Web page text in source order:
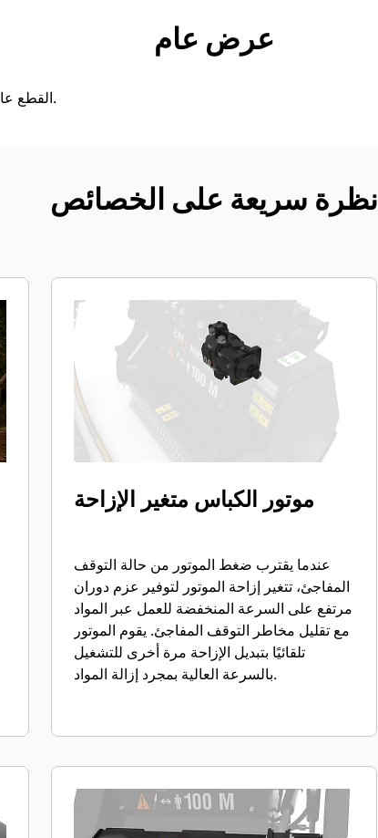
الأدوات
عرض عام
القطع عالي الأداء للعشب والحشائش.
نظرة سريعة على الخصائص
موتور الكباس متغير الإزاحة
عندما يقترب ضغط الموتور من حالة التوقف
المفاجئ، تتغير إزاحة الموتور لتوفير عزم دوران
مرتفع على السرعة المنخفضة للعمل عبر المواد
مع تقليل مخاطر التوقف المفاجئ. يقوم الموتور
تلقائيًا بتبديل الإزاحة مرة أخرى للتشغيل
بالسرعة العالية بمجرد إزالة المواد.